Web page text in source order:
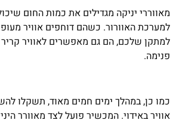
מאווררי יניקה מגדילים את כמות החום
למערכת האוורור. כשהם דוחפים אוויר
למתקן שלכם, הם גם מאפשרים לאוויר קריר
פנימה.
כמו כן, במהלך ימים חמים מאוד, תשקלו
אוויר באידוי. המכשיר פועל לצד מאוורר